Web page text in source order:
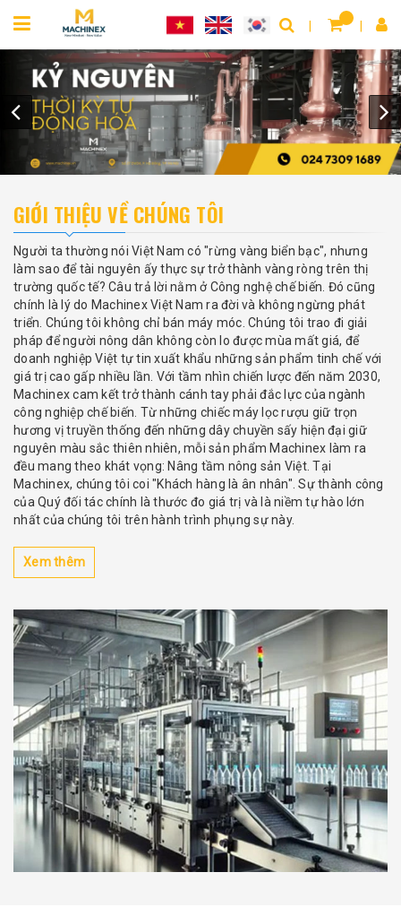
GIỚI THIỆU VỀ CHÚNG TÔI
Người ta thường nói Việt Nam có "rừng vàng biển bạc", nhưng
làm sao để tài nguyên ấy thực sự trở thành vàng ròng trên thị
trường quốc tế? Câu trả lời nằm ở Công nghệ chế biến. Đó cũng
chính là lý do Machinex Việt Nam ra đời và không ngừng phát
triển. Chúng tôi không chỉ bán máy móc. Chúng tôi trao đi giải
pháp để người nông dân không còn lo được mùa mất giá, để
doanh nghiệp Việt tự tin xuất khẩu những sản phẩm tinh chế với
giá trị cao gấp nhiều lần. Với tầm nhìn chiến lược đến năm 2030,
Machinex cam kết trở thành cánh tay phải đắc lực của ngành
công nghiệp chế biến. Từ những chiếc máy lọc rượu giữ trọn
hương vị truyền thống đến những dây chuyền sấy hiện đại giữ
nguyên màu sắc thiên nhiên, mỗi sản phẩm Machinex làm ra
đều mang theo khát vọng: Nâng tầm nông sản Việt. Tại
Machinex, chúng tôi coi "Khách hàng là ân nhân". Sự thành công
của Quý đối tác chính là thước đo giá trị và là niềm tự hào lớn
nhất của chúng tôi trên hành trình phụng sự này.
Xem thêm